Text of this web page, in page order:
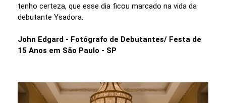
tenho certeza, que esse dia ficou marcado na vida da
debutante Ysadora.
John Edgard - Fotógrafo de Debutantes/ Festa de
15 Anos em São Paulo - SP